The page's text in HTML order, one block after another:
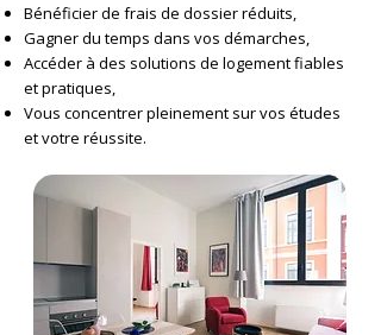
Bénéficier de frais de dossier réduits,
Gagner du temps dans vos démarches,
Accéder à des solutions de logement fiables
et pratiques,
Vous concentrer pleinement sur vos études
et votre réussite.